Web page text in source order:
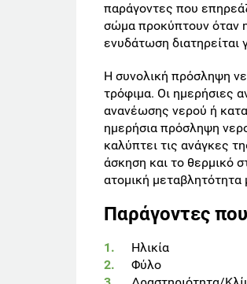
παράγοντες που
σώμα προκύπτουν όταν
ενυδάτωση διατηρείται
Η συνολική πρόσληψη
τρόφιμα. Οι ημερήσιες
ανανέωσης νερού ή
ημερήσια πρόσληψη
καλύπτει τις ανάγκες
άσκηση και το θερμικό
ατομική μεταβλητότητα
Παράγοντες
Ηλικία
Φύλο